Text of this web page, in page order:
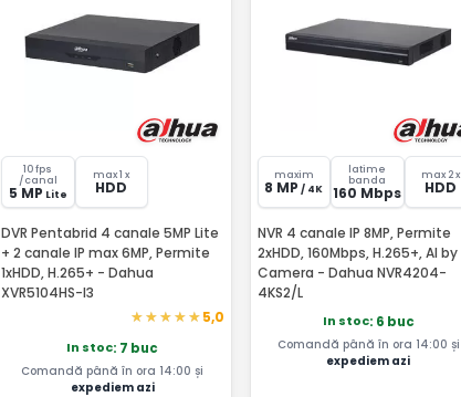
10 fps
/canal
5 MP Lite
max 1 x
HDD
DVR Pentabrid 4 canale 5MP Lite
+ 2 canale IP max 6MP, Permite
1xHDD, H.265+ - Dahua
XVR5104HS-I3
5,0
In stoc: 7 buc
Comandă până în ora 14:00 și
expediem azi
maxim
8 MP / 4K
latime
banda
160 Mbps
max 2 x
HDD
NVR 4 canale IP 8MP, Permite
2xHDD, 160Mbps, H.265+, AI by
Camera - Dahua NVR4204-
4KS2/L
In stoc: 6 buc
Comandă până în ora 14:00 și
expediem azi